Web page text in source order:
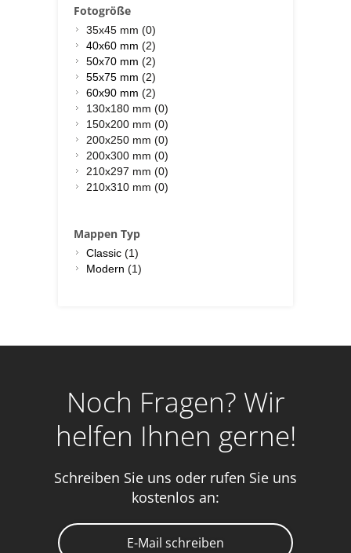
Fotogröße
35x45 mm (0)
40x60 mm (2)
50x70 mm (2)
55x75 mm (2)
60x90 mm (2)
130x180 mm (0)
150x200 mm (0)
200x250 mm (0)
200x300 mm (0)
210x297 mm (0)
210x310 mm (0)
Mappen Typ
Classic (1)
Modern (1)
Noch Fragen? Wir
helfen Ihnen gerne!
Schreiben Sie uns oder rufen Sie uns
kostenlos an:
E-Mail schreiben